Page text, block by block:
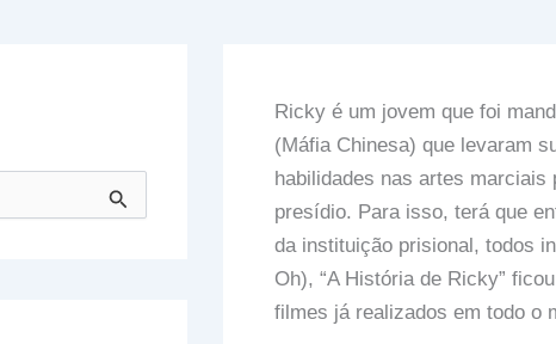
Ricky é um jovem que foi
(Máfia Chinesa) que levaram
habilidades nas artes
presídio. Para isso, terá que
da instituição prisional, todos
Oh), “A História de Ricky”
filmes já realizados em todo o